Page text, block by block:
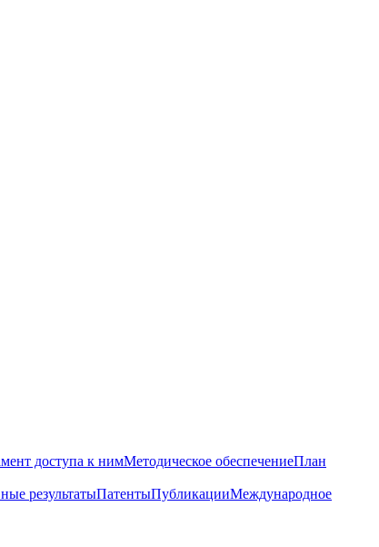
доступа к нимМетодическое обеспечениеПлан
результатыПатентыПубликацииМеждународное